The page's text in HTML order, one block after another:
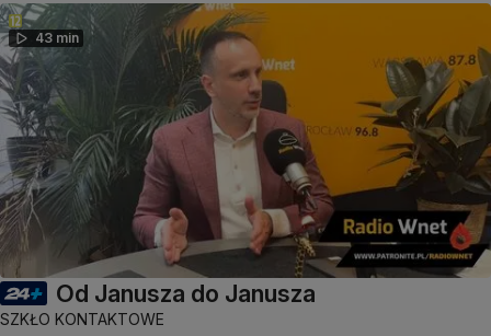
43 min
Od Janusza do Janusza
SZKŁO KONTAKTOWE